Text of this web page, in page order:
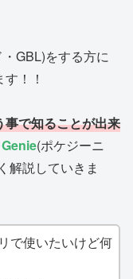
GBL)をする方に
！！
で知ることが出来
(ポケジーニ
解説していきま
で使いたいけど何